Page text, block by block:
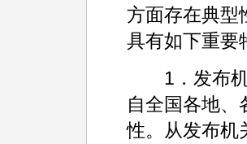
方面存在典型
具有如下重要
1．发布机
自全国各地、
性。从发布机